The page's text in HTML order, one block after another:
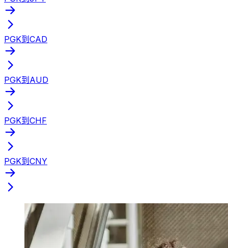
PGK到CAD
PGK到AUD
PGK到CHF
PGK到CNY